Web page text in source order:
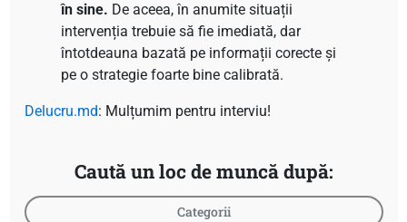
în sine. De aceea, în anumite situații
intervenția trebuie să fie imediată, dar
întotdeauna bazată pe informații corecte și
pe o strategie foarte bine calibrată.
Delucru.md: Mulțumim pentru interviu!
Caută un loc de muncă după:
Categorii